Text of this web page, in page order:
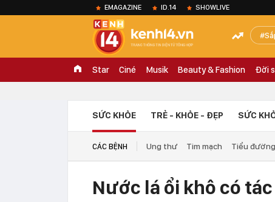
EMAGAZINE ID.14 SHOWLIVE
Star Ciné Musik Beauty & Fashion Đời
SỨC KHỎE TRẺ - KHỎE - ĐẸP SỨC
CÁC BỆNH Ung thư Tim mạch Tiểu đường
Nước lá ổi khô có